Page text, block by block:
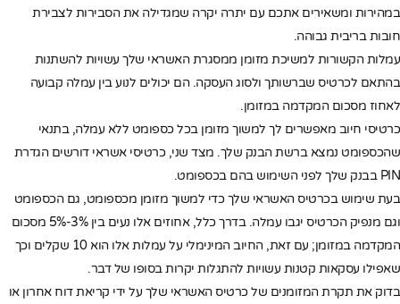
במהירות ומשאירים אתכם עם יתרה יקרה שמגדילה את הסבירות לצבירת
חובות בריבית גבוהה.
עמלות הקשורות למשיכת מזומן ממסגרת האשראי שלך עשויות להשתנות
בהתאם לכרטיס שברשותך ולסוג העסקה. הם יכולים לנוע בין עמלה קבועה
לאחוז מסכום המקדמה במזומן.
כרטיסי חיוב מאפשרים לך למשוך מזומן בכל כספומט ללא עמלה, בתנאי
שהכספומט נמצא ברשת הבנק שלך. מצד שני, כרטיסי אשראי דורשים הגדרת
PIN בבנק שלך לפני השימוש בהם בכספומט.
בעת שימוש בכרטיס האשראי שלך כדי למשוך מזומן מכספומט, גם הכספומט
וגם מנפיק הכרטיס יגבו עמלה. בדרך כלל, אחוזים אלו נעים בין 3%-5% מסכום
המקדמה במזומן; עם זאת, החיוב המינימלי על עמלות אלו הוא 10 שקלים וכך
שאפילו עסקאות קטנות עשויות להתגלות יקרות בסופו של דבר.
בדוק את תקרת המזומנים של כרטיס האשראי שלך על ידי קריאת דוח אחרון או